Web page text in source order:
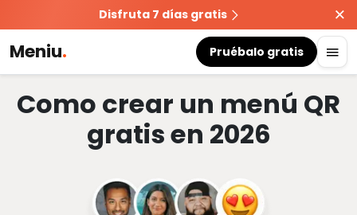
Disfruta 7 días gratis
Meniu. Pruébalo gratis
Como crear un menú QR
gratis en 2026